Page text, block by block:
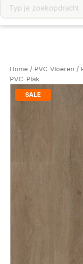
Home / PVC Vloeren /
PVC-Plak
SALE